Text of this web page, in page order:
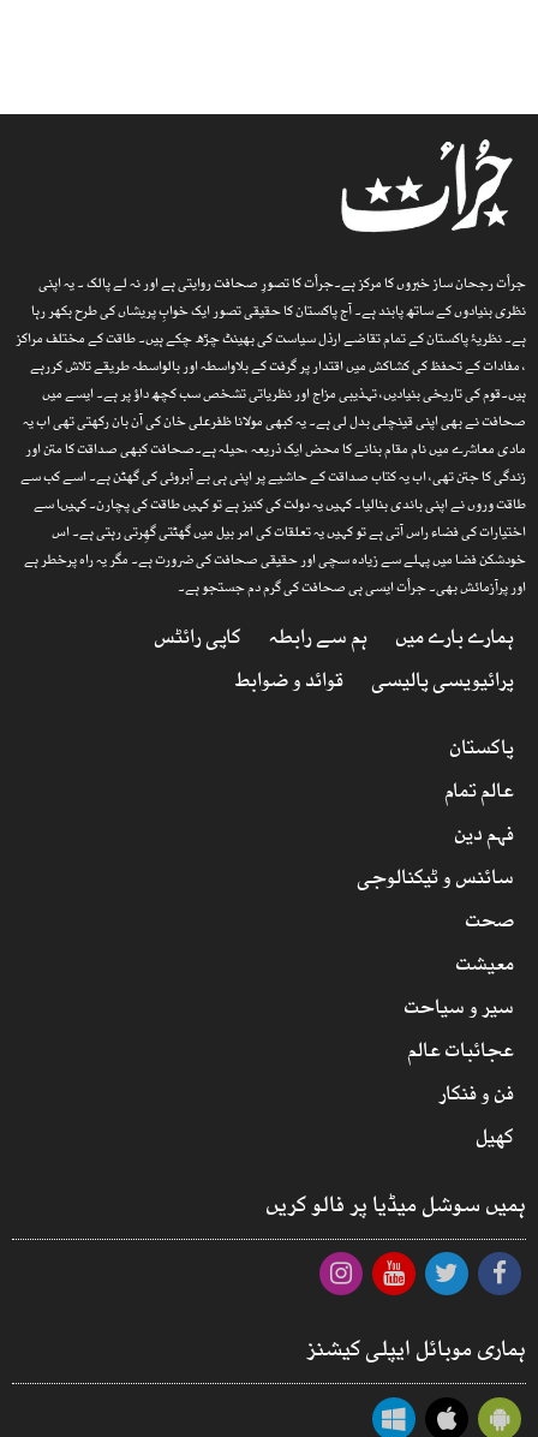
جرأت رجحان ساز خبروں کا مرکز ہے۔جرأت کا تصورِ صحافت روایتی ہے اور نہ لے پالک ۔ یہ اپنی
نظری بنیادوں کے ساتھ پابند ہے۔ آج پاکستان کا حقیقی تصور ایک خوابِ پریشاں کی طرح بکھر رہا
ہے۔ نظریۂ پاکستان کے تمام تقاضے ارذل سیاست کی بھینٹ چڑھ چکے ہیں۔ طاقت کے مختلف مراکز
، مفادات کے تحفظ کی کشاکش میں اقتدار پر گرفت کے بلاواسطہ اور بالواسطہ طریقے تلاش کررہے
ہیں۔قوم کی تاریخی بنیادیں، تہذیبی مزاج اور نظریاتی تشخص سب کچھ داؤ پر ہے۔ ایسے میں
صحافت نے بھی اپنی قینچلی بدل لی ہے۔ یہ کبھی مولانا ظفرعلی خان کی آن بان رکھتی تھی اب یہ
مادی معاشرے میں نام مقام بنانے کا محض ایک ذریعہ ،حیلہ ہے۔صحافت کبھی صداقت کا متن اور
زندگی کا جتن تھی، اب یہ کتاب صداقت کے حاشیے پر اپنی ہی بے آبروئی کی گھٹن ہے۔ اسے کب سے
طاقت وروں نے اپنی باندی بنالیا۔ کہیں یہ دولت کی کنیز ہے تو کہیں طاقت کی پچارن۔ کہیںا سے
اختیارات کی فضاء راس آتی ہے تو کہیں یہ تعلقات کی امر بیل میں گھٹتی گھِرتی رہتی ہے۔ اس
خودشکن فضا میں پہلے سے زیادہ سچی اور حقیقی صحافت کی ضرورت ہے۔ مگر یہ راہ پرخطر ہے
اور پرآزمائش بھی۔ جرأت ایسی ہی صحافت کی گرم دم جستجو ہے۔
ہمارے بارے میں ہم سے رابطہ
کاپی رائٹس
پرائیویسی پالیسی
قوائد و ضوابط
پاکستان
عالم تمام
فہم دین
سائنس و ٹیکنالوجی
صحت
معیشت
سیر و سیاحت
عجائبات عالم
فن و فنکار
کھیل
ہمیں سوشل میڈیا پر فالو کریں
ہماری موبائل ایپلی کیشنز